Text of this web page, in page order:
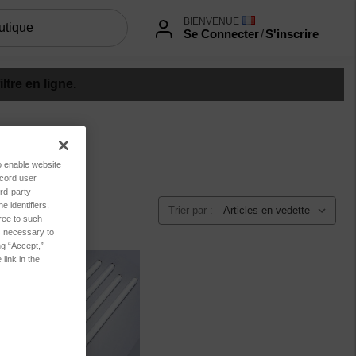
BIENVENUE
Se Connecter/S'inscrire
en ligne.
Trier par :
enable website
user
party
identifiers,
to such
necessary to
“Accept,”
link in the